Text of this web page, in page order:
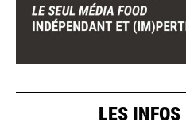
LES INFOS